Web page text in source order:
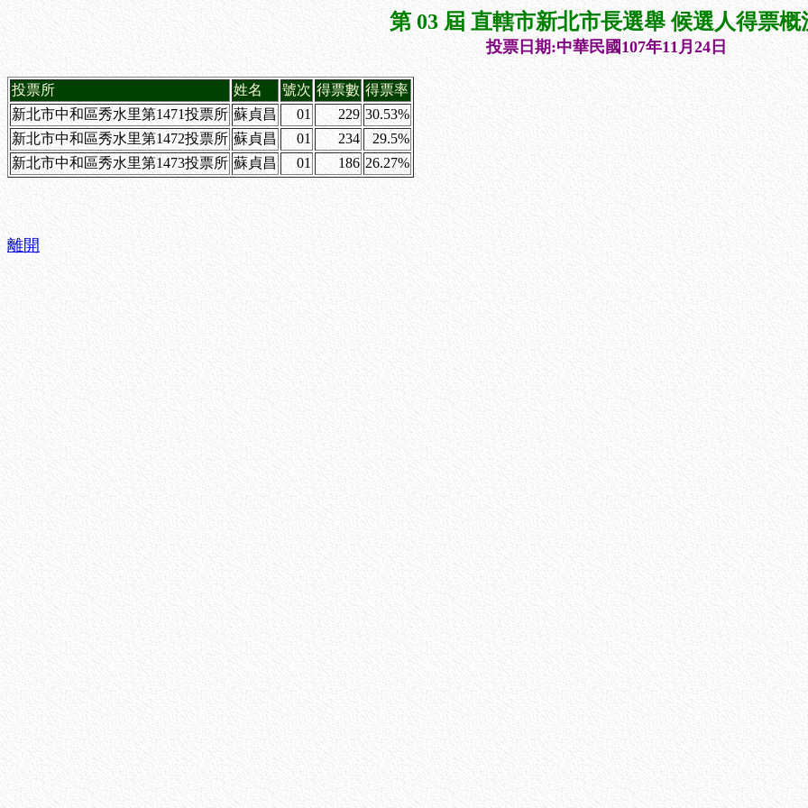
第 03 屆 直轄市新北市長選舉 候選人得票概
投票日期:中華民國107年11月24日
投票所 姓名 號次 得票數 得票率
新北市中和區秀水里第1471投票所 蘇貞昌 01 229 30.53%
新北市中和區秀水里第1472投票所 蘇貞昌 01 234
29.5%
新北市中和區秀水里第1473投票所 蘇貞昌 01 186 26.27%
離開